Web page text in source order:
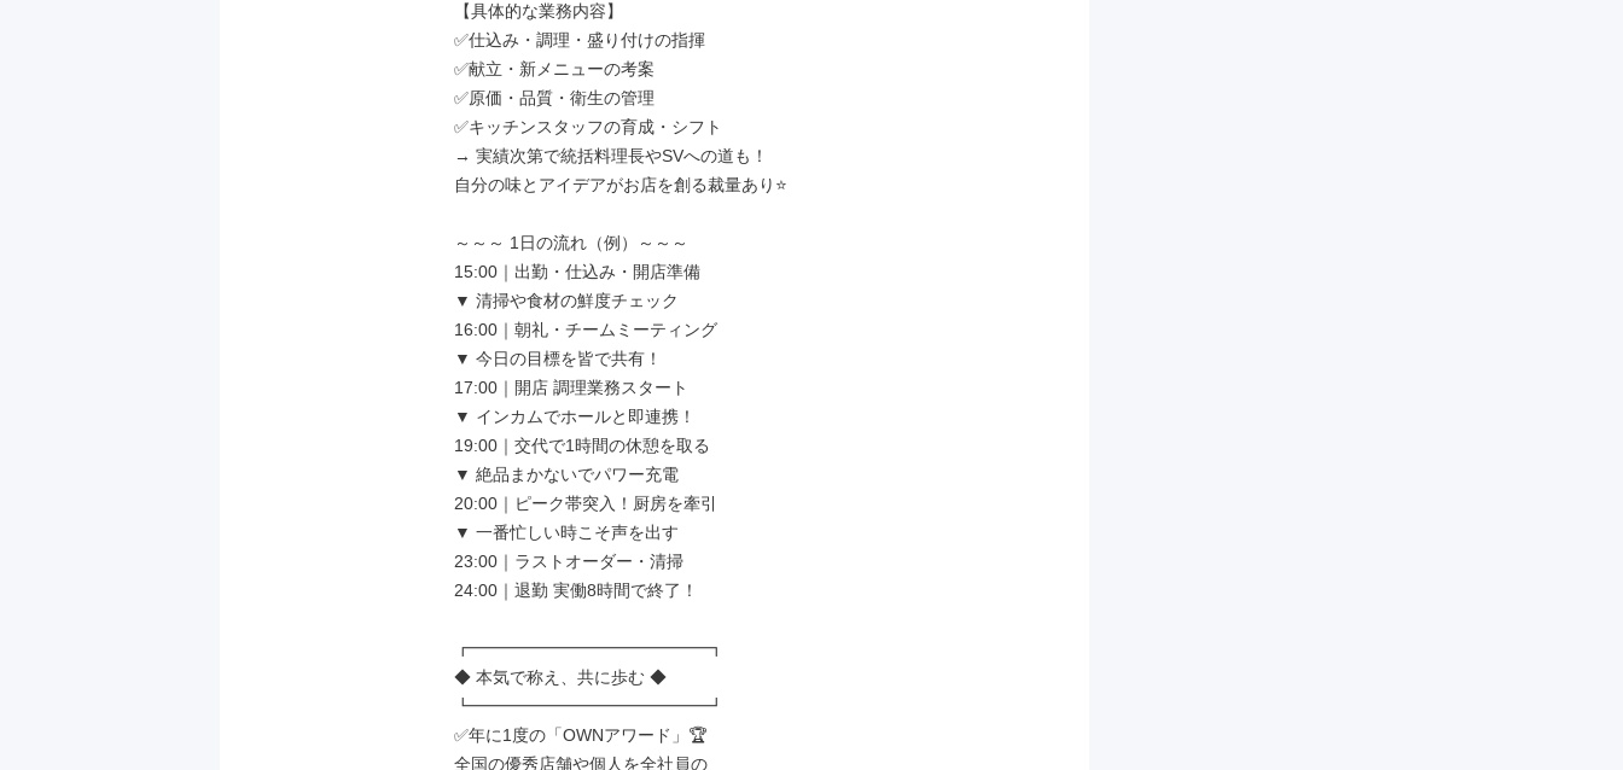
【具体的な業務内容】
✅仕込み・調理・盛り付けの指揮
✅献立・新メニューの考案
✅原価・品質・衛生の管理
✅キッチンスタッフの育成・シフト
→ 実績次第で統括料理長やSVへの道も！
自分の味とアイデアがお店を創る裁量あり⭐
～～～ 1日の流れ（例）～～～
15:00｜出勤・仕込み・開店準備
▼ 清掃や食材の鮮度チェック
16:00｜朝礼・チームミーティング
▼ 今日の目標を皆で共有！
17:00｜開店 調理業務スタート
▼ インカムでホールと即連携！
19:00｜交代で1時間の休憩を取る
▼ 絶品まかないでパワー充電
20:00｜ピーク帯突入！厨房を牽引
▼ 一番忙しい時こそ声を出す
23:00｜ラストオーダー・清掃
24:00｜退勤 実働8時間で終了！
┏━━━━━━━━━━━━━━┓
◆ 本気で称え、共に歩む ◆
┗━━━━━━━━━━━━━━┛
✅年に1度の「OWNアワード」🏆
全国の優秀店舗や個人を全社員の